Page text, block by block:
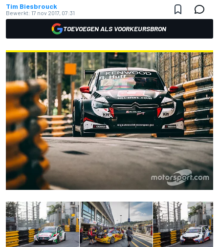
Tim Biesbrouck
Bewerkt: 17 nov 2017, 07:31
TOEVOEGEN ALS VOORKEURSBRON